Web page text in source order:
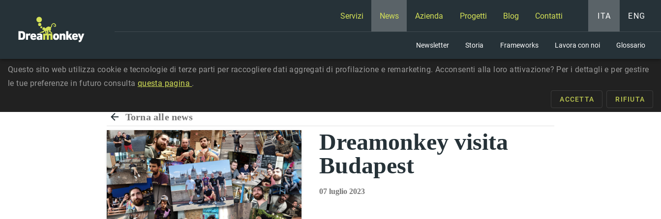
Servizi News Azienda Progetti Blog Contatti ITA ENG
Newsletter Storia Frameworks Lavora con noi Glossario
Questo sito web utilizza cookie e tecnologie di terze parti per raccogliere dati aggregati di profilazione e remarketing. Acconsenti alla loro attivazione? Per i dettagli e per gestire
le tue preferenze in futuro consulta questa pagina .
ACCETTA RIFIUTA
Torna alle news
Dreamonkey visita
Budapest
07 luglio 2023